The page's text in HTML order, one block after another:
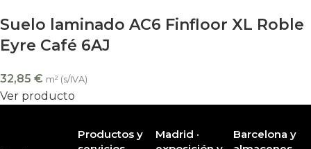
Suelo laminado AC6 Finfloor XL Roble
Eyre Café 6AJ
32,85 € m² (s/IVA)
Ver producto
Productos y
Madrid ·
Barcelona y